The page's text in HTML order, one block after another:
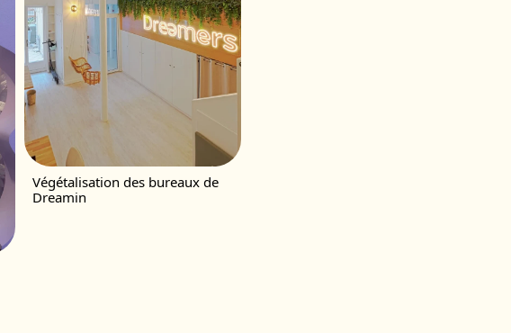
Végétalisation des bureaux de
Dreamin